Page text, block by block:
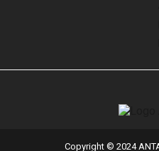
Copyright © 2024